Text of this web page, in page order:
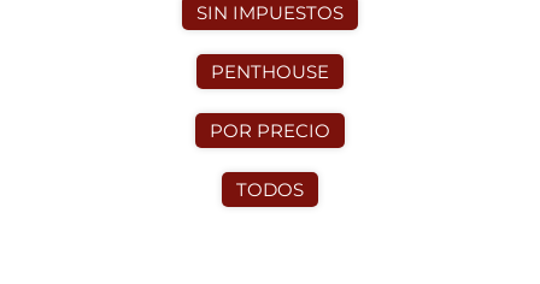
SIN IMPUESTOS
PENTHOUSE
POR PRECIO
TODOS